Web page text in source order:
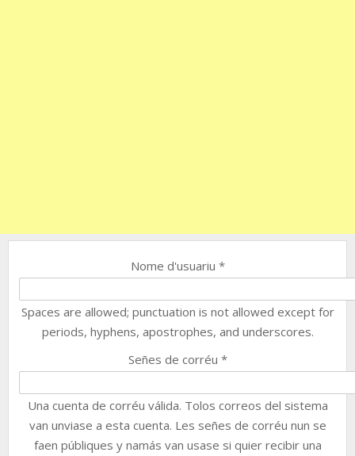
Nome d'usuariu *
Spaces are allowed; punctuation is not allowed except for
periods, hyphens, apostrophes, and underscores.
Señes de corréu *
Una cuenta de corréu válida. Tolos correos del sistema
van unviase a esta cuenta. Les señes de corréu nun se
faen públiques y namás van usase si quier recibir una